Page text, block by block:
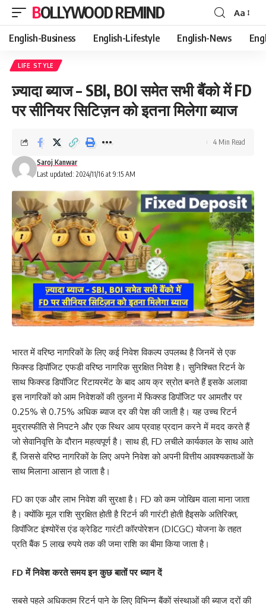
BOLLYWOOD REMIND
Font
Resizer
Aa
English-Business English-Lifestyle English-News
LIFE STYLE
ज़्यादा ब्याज – SBI, BOI समेत सभी बैंको में FD
पर सीनियर सिटिज़न को इतना मिलेगा ब्याज
Last updated: 2024/11/16 at 9:15 AM
Saroj Kanwar
4 Min Read
भारत में वरिष्ठ नागरिकों के लिए कई निवेश विकल्प उपलब्ध है जिनमें से एक
फिक्स्ड डिपॉजिट एफडी वरिष्ठ नागरिक सुरक्षित निवेश है। सुनिश्चित रिटर्न के
साथ फिक्स्ड डिपॉजिट रिटायरमेंट के बाद आय क्र स्रोत बनते हैं इसके अलावा
इस नागरिकों को आम निवेशकों की तुलना में फिक्स्ड डिपॉजिट पर आमतौर पर
0.25% से 0.75% अधिक ब्याज दर की पेश की जाती है। यह उच्च रिटर्न
मुद्रास्फीति से निपटने और एक स्थिर आय प्रवाह प्रदान करने में मदद करते हैं
जो सेवानिवृत्ति के दौरान महत्वपूर्ण है। साथ ही, FD लचीले कार्यकाल के साथ आते
हैं, जिससे वरिष्ठ नागरिकों के लिए अपने निवेश को अपनी वित्तीय आवश्यकताओं के
साथ मिलाना आसान हो जाता है।
FD का एक और लाभ निवेश की सुरक्षा है। FD को कम जोखिम वाला माना जाता
है। क्योंकि मूल राशि सुरक्षित होती है रिटर्न की गारंटी होती हैइसके अतिरिक्त,
डिपॉजिट इंश्योरेंस एंड क्रेडिट गारंटी कॉरपोरेशन (DICGC) योजना के तहत
प्रति बैंक 5 लाख रुपये तक की जमा राशि का बीमा किया जाता है।
FD में निवेश करते समय इन कुछ बातों पर ध्यान दें
सबसे पहले अधिकतम रिटर्न पाने के लिए विभिन्न बैंकों संस्थाओं की ब्याज दरों की